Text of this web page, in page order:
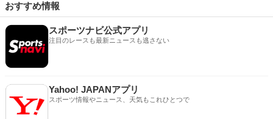
おすすめ情報
スポーツナビ公式アプリ
注目のレースも最新ニュースも逃さない
Yahoo! JAPANアプリ
スポーツ情報やニュース、天気もこれひとつで